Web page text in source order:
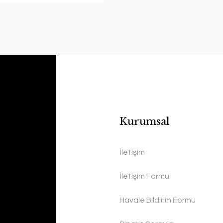
Kurumsal
İletişim
İletişim Formu
Havale Bildirim Formu